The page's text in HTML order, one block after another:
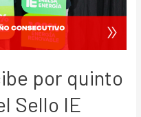
por quinto
Sello IE